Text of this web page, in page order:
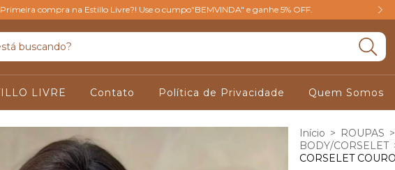
Primeira compra na Estillo Livre?! Use o cumpo"BEMVINDA" e ganhe 5% OFF.
LIVRE Contato Política de Privacidade Quem Somos
Início > ROUPAS >
BODY/CORSELET
CORSELET